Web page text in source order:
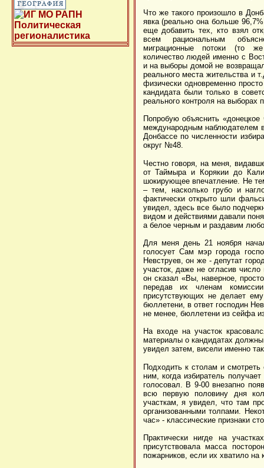
Что же такого произошло в
явка (реально она больше
еще добавить тех, кто взял
всем рациональным
миграционные потоки (то
количество людей именно с
и на выборы домой не
реального места жительства и
физически одновременно
кандидата были только в
реального контроля на выборах
Попробую объяснить
международным наблюдателем
Донбассе по численности
округ №48.
Честно говоря, на меня,
от Таймыра и Корякии до
шокирующее впечатление. Не
– тем, насколько грубо и
фактически открыто шли
увидел, здесь все было
видом и действиями давали
а белое черным и раздавим
Для меня день 21 ноября
голосует Сам мэр города
Невструев, он же - депутат
участок, даже не огласив
он сказал «Вы, наверное,
передав их членам
присутствующих не делает
бюллетени, в ответ господин
не менее, бюллетени из сейфа
На входе на участок
материалы о кандидатах
увидел затем, висели именно
Подходить к столам и смотреть
ним, когда избиратель
голосовал. В 9-00 внезапно
всю первую половину дня
участкам, я увидел, что там
организованными толпами.
час» - классические признаки
Практически нигде на
присутствовала масса
пожарников, если их хватило на